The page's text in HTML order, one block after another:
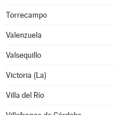
Torrecampo
Valenzuela
Valsequillo
Victoria (La)
Villa del Río